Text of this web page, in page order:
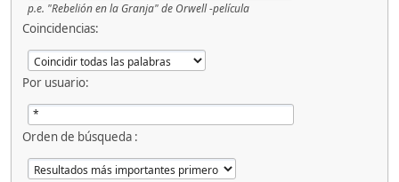
p.e. "Rebelión en la Granja" de Orwell -película
Coincidencias:
Por usuario:
Orden de búsqueda :